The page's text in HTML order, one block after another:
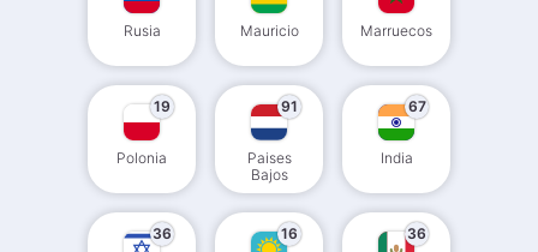
Rusia Mauricio Marruecos
19
Polonia
91
Paises
Bajos
67
India
36 16 36